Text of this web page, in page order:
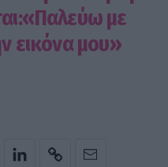
με
εικόνα μου»